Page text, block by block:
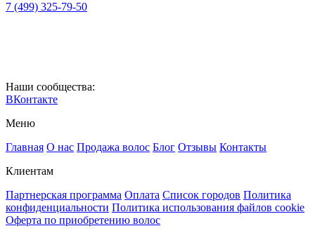
7 (499) 325-79-50
Наши сообщества:
ВКонтакте
Меню
Главная О нас Продажа волос Блог Отзывы Контакты
Клиентам
Партнерская программа Оплата Список городов Политика
конфиденциальности Политика использования файлов cookie
Оферта по приобретению волос